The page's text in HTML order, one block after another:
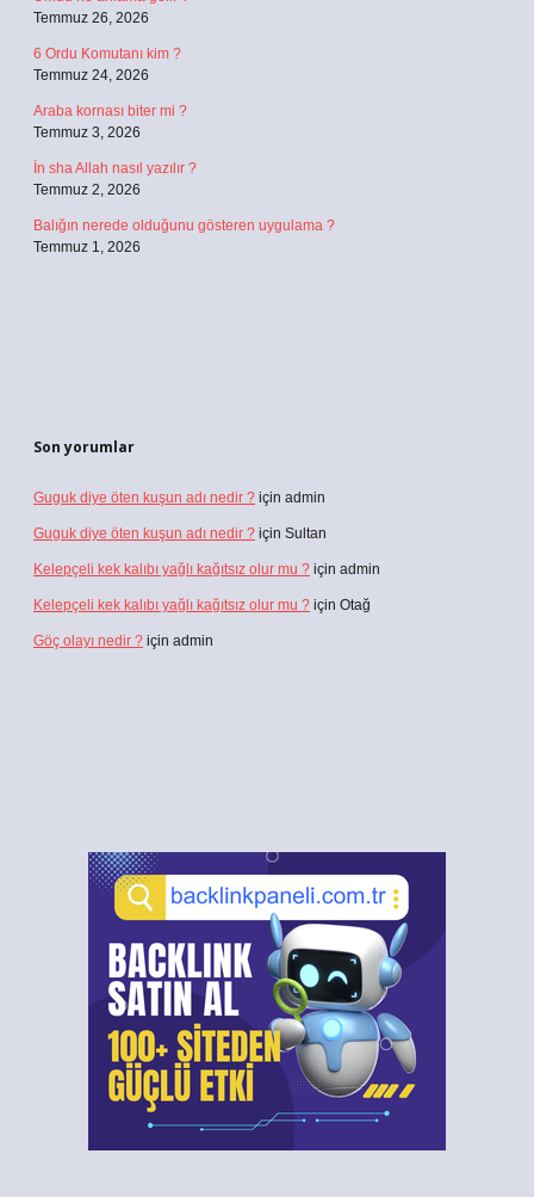
Temmuz 26, 2026
6 Ordu Komutanı kim ?
Temmuz 24, 2026
Araba kornası biter mi ?
Temmuz 3, 2026
İn sha Allah nasıl yazılır ?
Temmuz 2, 2026
Balığın nerede olduğunu gösteren uygulama ?
Temmuz 1, 2026
Son yorumlar
Guguk diye öten kuşun adı nedir ? için admin
Guguk diye öten kuşun adı nedir ? için Sultan
Kelepçeli kek kalıbı yağlı kağıtsız olur mu ? için admin
Kelepçeli kek kalıbı yağlı kağıtsız olur mu ? için Otağ
Göç olayı nedir ? için admin